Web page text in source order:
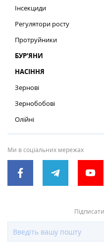
Інсекциди
Регулятори росту
Протруйники
БУР’ЯНИ
НАСІННЯ
Зернові
Зернобобові
Олійні
Ми в соціальних мережах